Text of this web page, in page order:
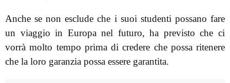
Anche se non esclude che i suoi studenti possano fare
un viaggio in Europa nel futuro, ha previsto che ci
vorrà molto tempo prima di credere che possa ritenere
che la loro garanzia possa essere garantita.